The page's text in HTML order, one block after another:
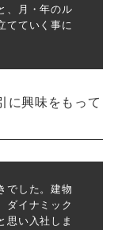
、月・年のル
てていく事に
に興味をもって
でした。建物
ダイナミック
思い入社しま